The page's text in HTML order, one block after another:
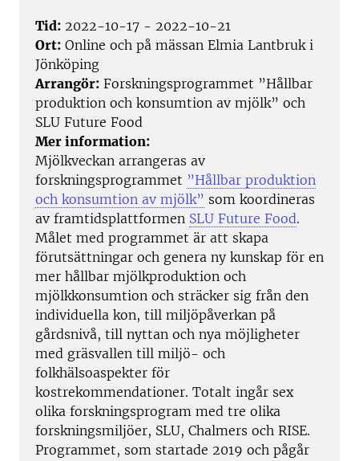
Tid: 2022-10-17 - 2022-10-21
Ort: Online och på mässan Elmia Lantbruk i
Jönköping
Arrangör: Forskningsprogrammet ”Hållbar
produktion och konsumtion av mjölk” och
SLU Future Food
Mer information:
Mjölkveckan arrangeras av
forskningsprogrammet ”Hållbar produktion
och konsumtion av mjölk” som koordineras
av framtidsplattformen SLU Future Food.
Målet med programmet är att skapa
förutsättningar och genera ny kunskap för en
mer hållbar mjölkproduktion och
mjölkkonsumtion och sträcker sig från den
individuella kon, till miljöpåverkan på
gårdsnivå, till nyttan och nya möjligheter
med gräsvallen till miljö- och
folkhälsoaspekter för
kostrekommendationer. Totalt ingår sex
olika forskningsprogram med tre olika
forskningsmiljöer, SLU, Chalmers och RISE.
Programmet, som startade 2019 och pågår